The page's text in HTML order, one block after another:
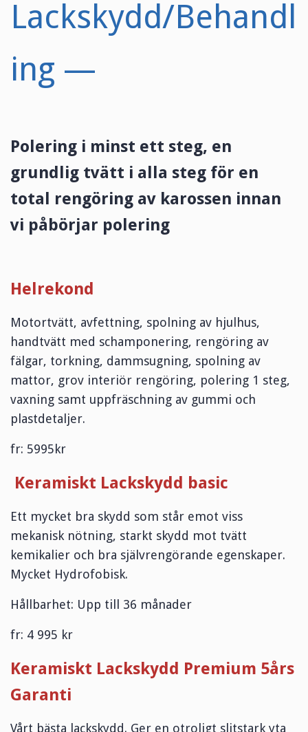
Lackskydd/Behandl
ing —
Polering i minst ett steg, en
grundlig tvätt i alla steg för en
total rengöring av karossen innan
vi påbörjar polering
Helrekond
Motortvätt, avfettning, spolning av hjulhus,
handtvätt med schamponering, rengöring av
fälgar, torkning, dammsugning, spolning av
mattor, grov interiör rengöring, polering 1 steg,
vaxning samt uppfräschning av gummi och
plastdetaljer.
fr: 5995kr
Keramiskt Lackskydd basic
Ett mycket bra skydd som står emot viss
mekanisk nötning, starkt skydd mot tvätt
kemikalier och bra självrengörande egenskaper.
Mycket Hydrofobisk.
Hållbarhet: Upp till 36 månader
fr: 4 995 kr
Keramiskt Lackskydd Premium 5års
Garanti
Vårt bästa lackskydd. Ger en otroligt slitstark yta